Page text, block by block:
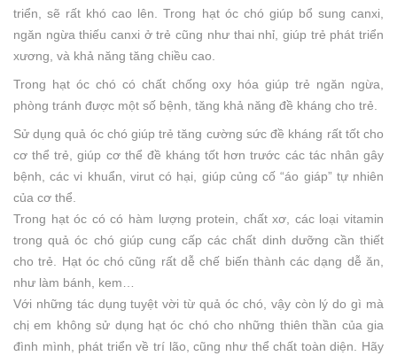
triển, sẽ rất khó cao lên. Trong hạt óc chó giúp bổ sung canxi,
ngăn ngừa thiếu canxi ở trẻ cũng như thai nhỉ, giúp trẻ phát triển
xương, và khả năng tăng chiều cao.
Trong hạt óc chó có chất chống oxy hóa giúp trẻ ngăn ngừa,
phòng tránh được một số bệnh, tăng khả năng đề kháng cho trẻ.
Sử dụng quả óc chó giúp trẻ tăng cường sức đề kháng rất tốt cho
cơ thể trẻ, giúp cơ thể đề kháng tốt hơn trước các tác nhân gây
bệnh, các vi khuẩn, virut có hại, giúp củng cố “áo giáp” tự nhiên
của cơ thể.
Trong hạt óc có có hàm lượng protein, chất xơ, các loại vitamin
trong quả óc chó giúp cung cấp các chất dinh dưỡng cần thiết
cho trẻ. Hạt óc chó cũng rất dễ chế biến thành các dạng dễ ăn,
như làm bánh, kem…
Với những tác dụng tuyệt vời từ quả óc chó, vậy còn lý do gì mà
chị em không sử dụng hạt óc chó cho những thiên thần của gia
đình mình, phát triển về trí lão, cũng như thể chất toàn diện. Hãy